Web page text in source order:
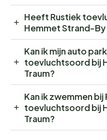
Heeft Rustiek
Hemmet Strand-By
Kan ik mijn auto
toevluchtsoord bij
Traum?
Kan ik zwemmen bij
toevluchtsoord bij
Traum?